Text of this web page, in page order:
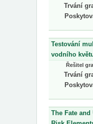
Trvání
Testování
vodního
Řešitel
Trvání
The Fate